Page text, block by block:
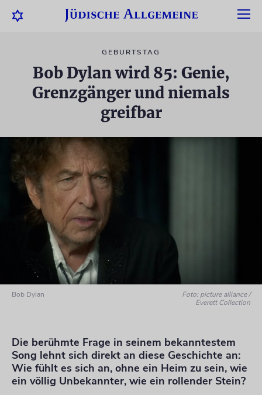
GEBURTSTAG
Bob Dylan wird 85: Genie,
Grenzgänger und niemals
greifbar
Bob Dylan
Foto: picture alliance /
Everett Collection
Die berühmte Frage in seinem bekanntestem
Song lehnt sich direkt an diese Geschichte an:
Wie fühlt es sich an, ohne ein Heim zu sein, wie
ein völlig Unbekannter, wie ein rollender Stein?